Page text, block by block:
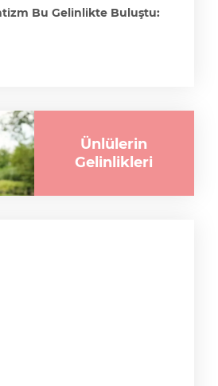
Bu Gelinlikte Buluştu:
Ünlülerin
Gelinlikleri